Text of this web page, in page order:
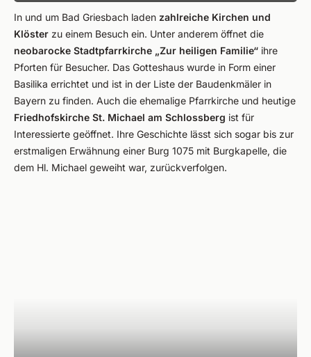
In und um Bad Griesbach laden zahlreiche Kirchen und
Klöster zu einem Besuch ein. Unter anderem öffnet die
neobarocke Stadtpfarrkirche „Zur heiligen Familie“ ihre
Pforten für Besucher. Das Gotteshaus wurde in Form einer
Basilika errichtet und ist in der Liste der Baudenkmäler in
Bayern zu finden. Auch die ehemalige Pfarrkirche und heutige
Friedhofskirche St. Michael am Schlossberg ist für
Interessierte geöffnet. Ihre Geschichte lässt sich sogar bis zur
erstmaligen Erwähnung einer Burg 1075 mit Burgkapelle, die
dem Hl. Michael geweiht war, zurückverfolgen.